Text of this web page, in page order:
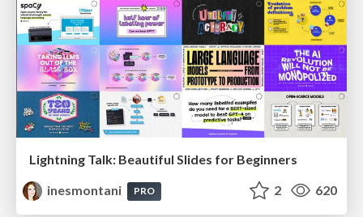
Lightning Talk: Beautiful Slides for Beginners
inesmontani
PRO 2 620